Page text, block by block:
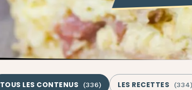
TOUS LES CONTENUS (336) LES RECETTES (334)